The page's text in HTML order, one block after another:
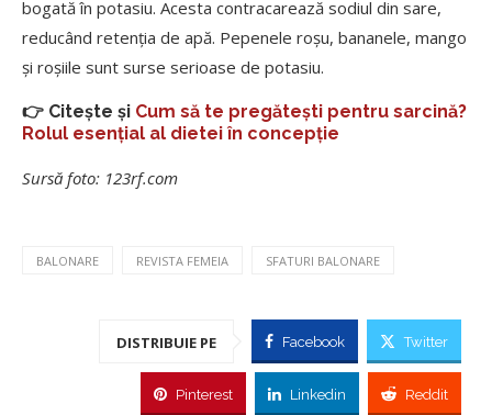
bogată în potasiu. Acesta contracarează sodiul din sare,
reducând retenția de apă. Pepenele roșu, bananele, mango
și roșiile sunt surse serioase de potasiu.
👉 Citește și Cum să te pregătești pentru sarcină?
Rolul esențial al dietei în concepție
Sursă foto: 123rf.com
BALONARE REVISTA FEMEIA SFATURI BALONARE
DISTRIBUIE PE Facebook Twitter
Pinterest Linkedin Reddit